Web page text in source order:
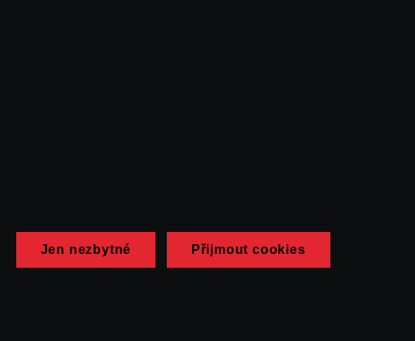
Jen nezbytné Přijmout cookies